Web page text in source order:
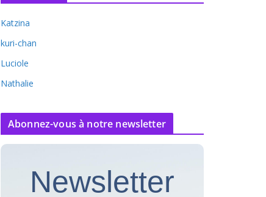
Katzina
kuri-chan
Luciole
Nathalie
Abonnez-vous à notre newsletter
Newsletter